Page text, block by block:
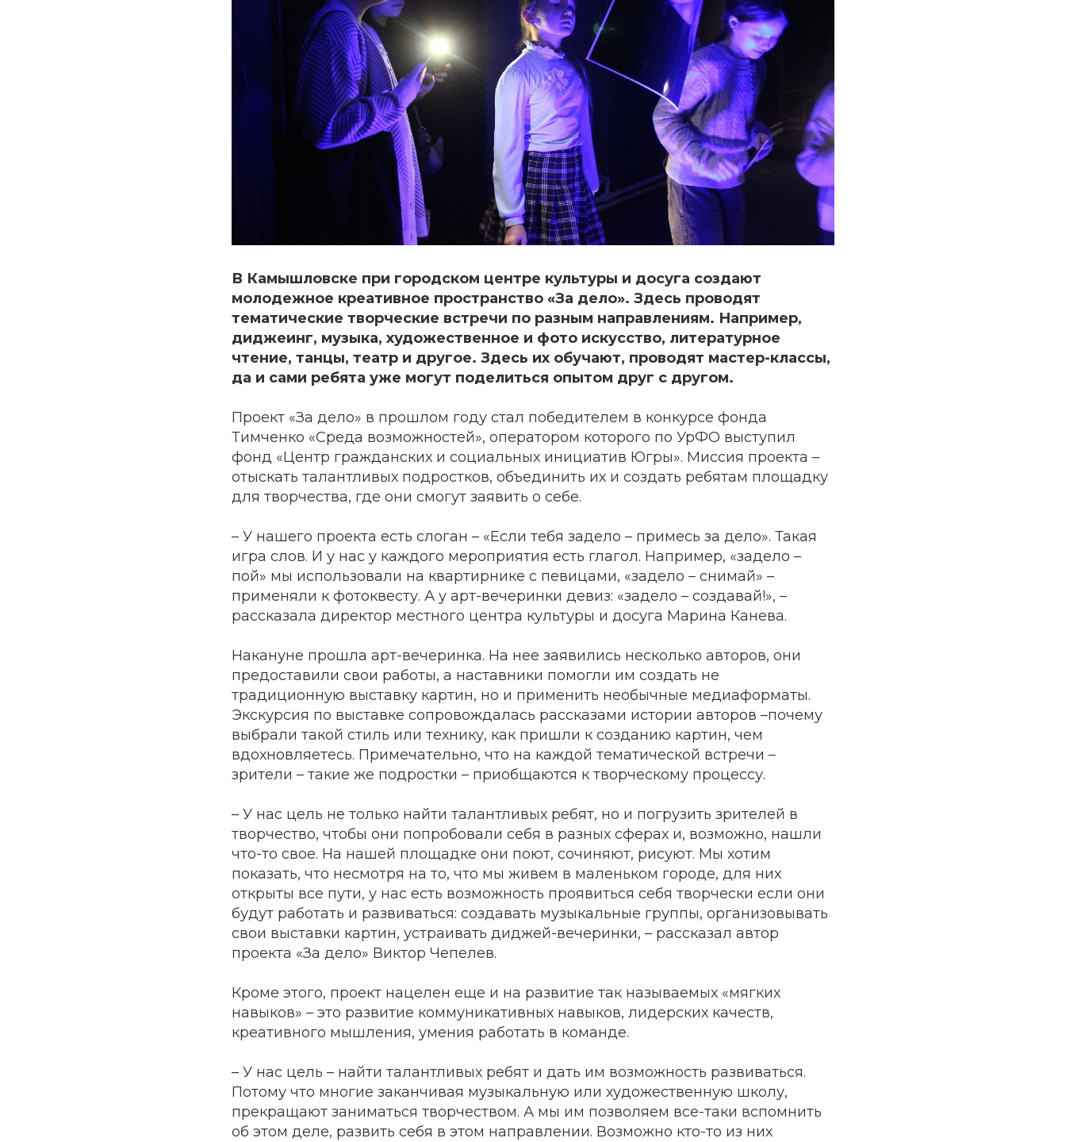
В Камышловске при городском центре культуры и досуга создают
молодежное креативное пространство «За дело». Здесь проводят
тематические творческие встречи по разным направлениям. Например,
диджеинг, музыка, художественное и фото искусство, литературное
чтение, танцы, театр и другое. Здесь их обучают, проводят мастер-классы,
да и сами ребята уже могут поделиться опытом друг с другом.
Проект «За дело» в прошлом году стал победителем в конкурсе фонда
Тимченко «Среда возможностей», оператором которого по УрФО выступил
фонд «Центр гражданских и социальных инициатив Югры». Миссия проекта –
отыскать талантливых подростков, объединить их и создать ребятам площадку
для творчества, где они смогут заявить о себе.
– У нашего проекта есть слоган – «Если тебя задело – примесь за дело». Такая
игра слов. И у нас у каждого мероприятия есть глагол. Например, «задело –
пой» мы использовали на квартирнике с певицами, «задело – снимай» –
применяли к фотоквесту. А у арт-вечеринки девиз: «задело – создавай!», –
рассказала директор местного центра культуры и досуга Марина Канева.
Накануне прошла арт-вечеринка. На нее заявились несколько авторов, они
предоставили свои работы, а наставники помогли им создать не
традиционную выставку картин, но и применить необычные медиаформаты.
Экскурсия по выставке сопровождалась рассказами истории авторов –почему
выбрали такой стиль или технику, как пришли к созданию картин, чем
вдохновляетесь. Примечательно, что на каждой тематической встречи –
зрители – такие же подростки – приобщаются к творческому процессу.
– У нас цель не только найти талантливых ребят, но и погрузить зрителей в
творчество, чтобы они попробовали себя в разных сферах и, возможно, нашли
что-то свое. На нашей площадке они поют, сочиняют, рисуют. Мы хотим
показать, что несмотря на то, что мы живем в маленьком городе, для них
открыты все пути, у нас есть возможность проявиться себя творчески если они
будут работать и развиваться: создавать музыкальные группы, организовывать
свои выставки картин, устраивать диджей-вечеринки, – рассказал автор
проекта «За дело» Виктор Чепелев.
Кроме этого, проект нацелен еще и на развитие так называемых «мягких
навыков» – это развитие коммуникативных навыков, лидерских качеств,
креативного мышления, умения работать в команде.
– У нас цель – найти талантливых ребят и дать им возможность развиваться.
Потому что многие заканчивая музыкальную или художественную школу,
прекращают заниматься творчеством. А мы им позволяем все-таки вспомнить
об этом деле, развить себя в этом направлении. Возможно кто-то из них